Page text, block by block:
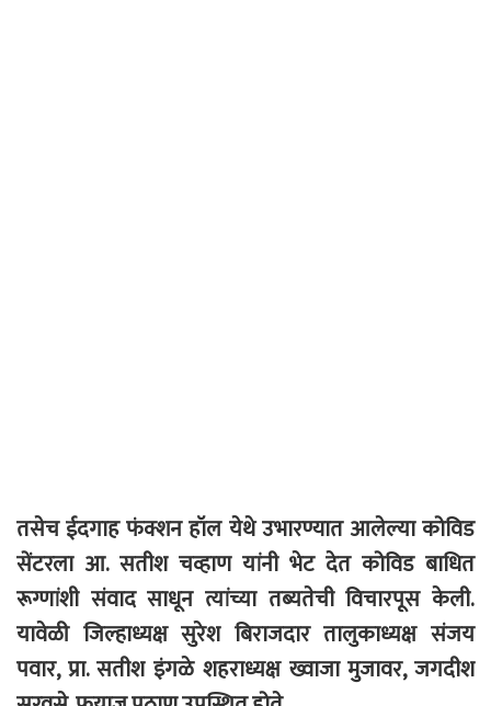
तसेच ईदगाह फंक्शन हॉल येथे उभारण्यात आलेल्या कोविड
सेंटरला आ. सतीश चव्हाण यांनी भेट देत कोविड बाधित
रूग्णांशी संवाद साधून त्यांच्या तब्यतेची विचारपूस केली.
यावेळी जिल्हाध्यक्ष सुरेश बिराजदार तालुकाध्यक्ष संजय
पवार, प्रा. सतीश इंगळे शहराध्यक्ष ख्वाजा मुजावर, जगदीश